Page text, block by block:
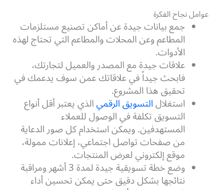
عوامل نجاح الفكرة
جمع بيانات جيدة عن أماكن تصنيع مستلزمات
المطاعم وعن المحلات والمطاعم التي تحتاج لهذه
الأدوات.
علاقات جيدة مع المصدر والعميل لتجارتك،
فابحث جيداً في علاقاتك عمن سوف يدعمك في
تحقيق هذا المشروع.
استغلالالتسويق الرقميالذي يعتبر أقل أنواع
التسويق تكلفة في الوصول للعملاء
المستهدفين. ويمكن استخدام كل صور الدعاية
من صفحات تواصل اجتماعي، إعلانات ممولة،
موقع إلكتروني لعرض المنتجات.
وضع خطة تسويقية جيدة لمدة 3 أشهر ومراقبة
نتائجها بشكل دقيق حتى يمكن تحسين أداء